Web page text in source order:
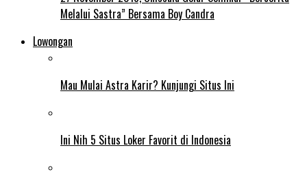
Melalui Sastra” Bersama Boy Candra
Lowongan
Mau Mulai Astra Karir? Kunjungi Situs Ini
Ini Nih 5 Situs Loker Favorit di Indonesia